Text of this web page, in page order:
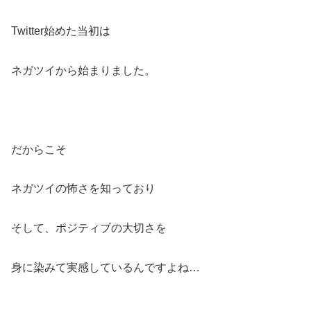
Twitter始めた当初は
ネガツイから始まりました。
だからこそ
ネガツイの怖さを知っており
そして、ポジティブの大切さを
身に染みて実感しているんですよね…